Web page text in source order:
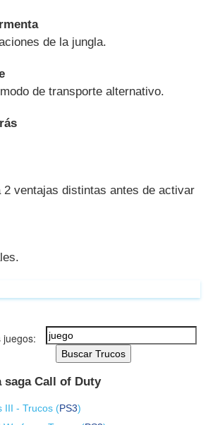
de la jungla.
de transporte alternativo.
2 ventajas distintas antes de activar
juegos:
Buscar Trucos
Call of Duty
III - Trucos (PS3)